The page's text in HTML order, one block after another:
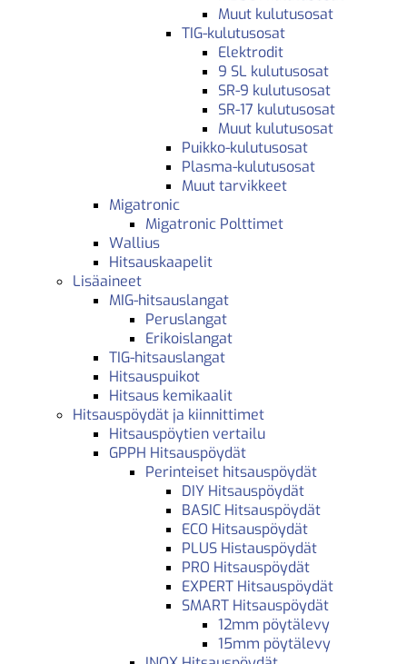
Muut kulutusosat
TIG-kulutusosat
Elektrodit
9 SL kulutusosat
SR-9 kulutusosat
SR-17 kulutusosat
Muut kulutusosat
Puikko-kulutusosat
Plasma-kulutusosat
Muut tarvikkeet
Migatronic
Migatronic Polttimet
Wallius
Hitsauskaapelit
Lisäaineet
MIG-hitsauslangat
Peruslangat
Erikoislangat
TIG-hitsauslangat
Hitsauspuikot
Hitsaus kemikaalit
Hitsauspöydät ja kiinnittimet
Hitsauspöytien vertailu
GPPH Hitsauspöydät
Perinteiset hitsauspöydät
DIY Hitsauspöydät
BASIC Hitsauspöydät
ECO Hitsauspöydät
PLUS Histauspöydät
PRO Hitsauspöydät
EXPERT Hitsauspöydät
SMART Hitsauspöydät
12mm pöytälevy
15mm pöytälevy